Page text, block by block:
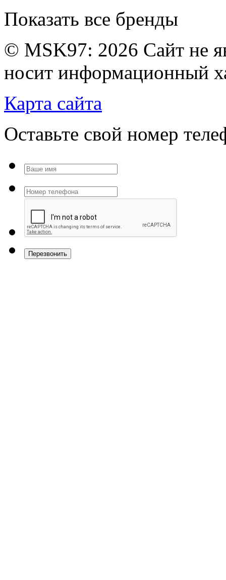
Показать все бренды
© MSK97: 2026 Сайт не
носит информационный
Карта сайта
Оставьте свой номер
Перезвонить